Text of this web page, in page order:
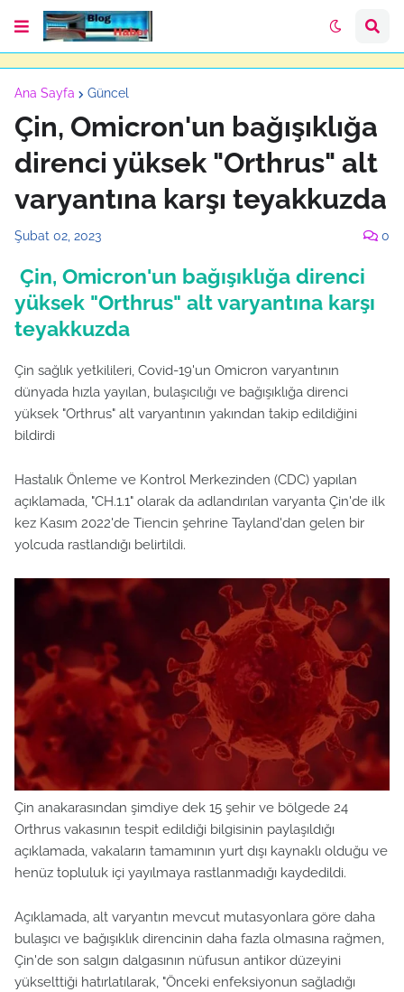
Ana Sayfa Güncel
Çin, Omicron'un bağışıklığa
direnci yüksek "Orthrus" alt
varyantına karşı teyakkuzda
Şubat 02, 2023 0
Çin, Omicron'un bağışıklığa direnci
yüksek "Orthrus" alt varyantına karşı
teyakkuzda
Çin sağlık yetkilileri, Covid-19'un Omicron varyantının
dünyada hızla yayılan, bulaşıcılığı ve bağışıklığa direnci
yüksek "Orthrus" alt varyantının yakından takip edildiğini
bildirdi
Hastalık Önleme ve Kontrol Merkezinden (CDC) yapılan
açıklamada, "CH.1.1" olarak da adlandırılan varyanta Çin'de ilk
kez Kasım 2022'de Tiencin şehrine Tayland'dan gelen bir
yolcuda rastlandığı belirtildi.
Çin anakarasından şimdiye dek 15 şehir ve bölgede 24
Orthrus vakasının tespit edildiği bilgisinin paylaşıldığı
açıklamada, vakaların tamamının yurt dışı kaynaklı olduğu ve
henüz topluluk içi yayılmaya rastlanmadığı kaydedildi.
Açıklamada, alt varyantın mevcut mutasyonlara göre daha
bulaşıcı ve bağışıklık direncinin daha fazla olmasına rağmen,
Çin'de son salgın dalgasının nüfusun antikor düzeyini
yükselttiği hatırlatılarak, "Önceki enfeksiyonun sağladığı